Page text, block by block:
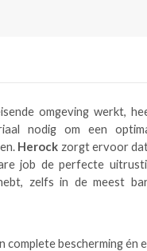
omgeving werkt,
nodig om een
Herock zorgt ervoor
job de perfecte
zelfs in de meest
complete bescherming én